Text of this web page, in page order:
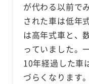
が代わる以前で
された車は低年
は高年式車と、
っていました。
10年経過した車
づらくなります